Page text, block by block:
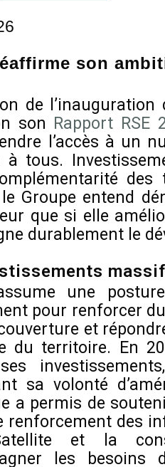
son
de
son Rapport RSE
l’accès à un
tous.
Groupe entend
que si elle
durablement le
une
pour renforcer
et
du territoire. En
sa volonté
a permis de
renforcement des
et la
les